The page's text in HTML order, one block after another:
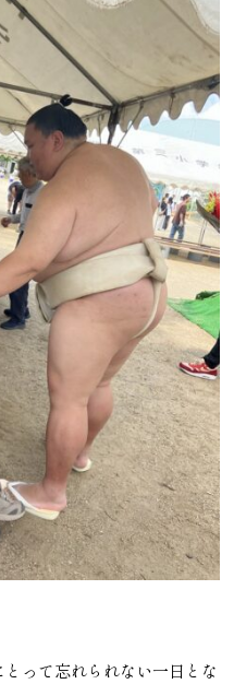
って忘れられない一日とな